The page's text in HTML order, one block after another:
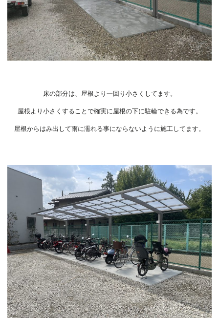
床の部分は、屋根より一回り小さくしてます。
屋根より小さくすることで確実に屋根の下に駐輪できる為です。
屋根からはみ出して雨に濡れる事にならないように施工してます。